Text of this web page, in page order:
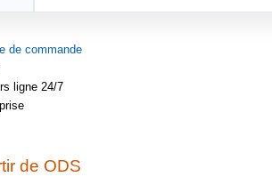
de commande
ligne 24/7
de ODS